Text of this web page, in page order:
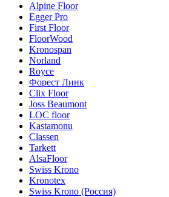
Alpine Floor
Egger Pro
First Floor
FloorWood
Kronospan
Norland
Royce
Форест Линк
Clix Floor
Joss Beaumont
LOC floor
Kastamonu
Classen
Tarkett
AlsaFloor
Swiss Krono
Kronotex
Swiss Krono (Россия)